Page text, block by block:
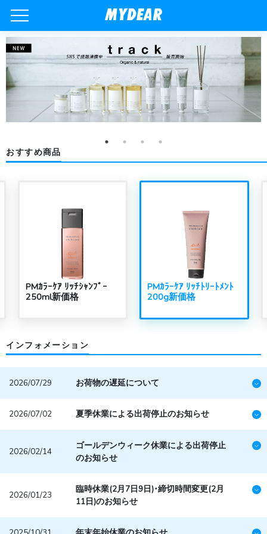
おすすめ商品
PMｶﾗｰｹｱ ﾘｯﾁｼｬﾝﾌﾟｰ
250ml新価格
PMｶﾗｰｹｱ ﾘｯﾁﾄﾘｰﾄﾒﾝﾄ
200g新価格
インフォメーション
2026/07/29 お荷物の遅延について
2026/07/02 夏季休業による出荷停止のお知らせ
2026/02/14
ゴールデンウィーク休業による出荷停止
のお知らせ
2026/01/23
臨時休業(2月7日9日)･締切時間変更(2月
11日)のお知らせ